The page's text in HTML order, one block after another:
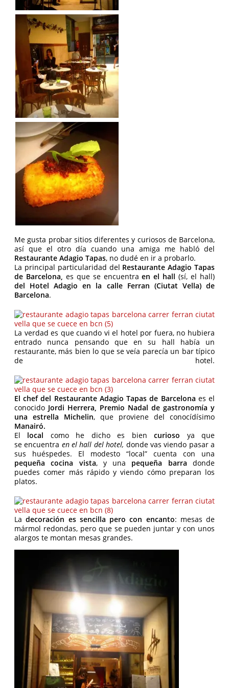
Me gusta probar sitios diferentes y curiosos de Barcelona,
así que el otro día cuando una amiga me habló del
Restaurante Adagio Tapas, no dudé en ir a probarlo.
La principal particularidad del Restaurante Adagio Tapas
de Barcelona, es que se encuentra en el hall (sí, el hall)
del Hotel Adagio en la calle Ferran (Ciutat Vella) de
Barcelona.
La verdad es que cuando vi el hotel por fuera, no hubiera
entrado nunca pensando que en su hall había un
restaurante, más bien lo que se veía parecía un bar típico
de hotel.
El chef del Restaurante Adagio Tapas de Barcelona es el
conocido Jordi Herrera, Premio Nadal de gastronomía y
una estrella Michelin, que proviene del conocídísimo
Manairó.
El local como he dicho es biencurioso ya que
se encuentra en el hall del hotel, donde vas viendo pasar a
sus huéspedes. El modesto “local” cuenta con una
pequeña cocina vista, y una pequeña barra donde
puedes comer más rápido y viendo cómo preparan los
platos.
Ladecoración es sencilla pero con encanto: mesas de
mármol redondas, pero que se pueden juntar y con unos
alargos te montan mesas grandes.